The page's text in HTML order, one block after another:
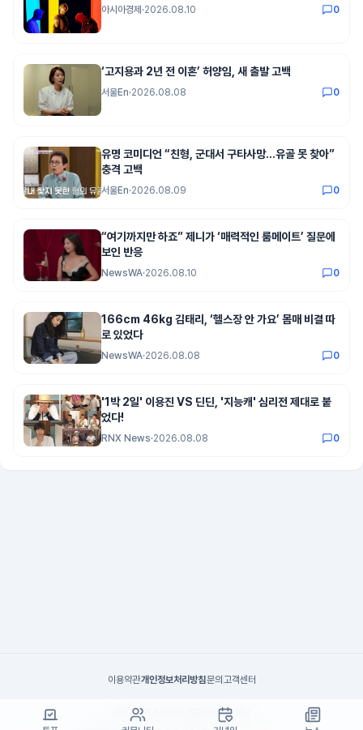
아시아경제 ·2026.08.10 0
‘고지용과 2년 전 이혼’ 허양임, 새 출발 고백
서울En·2026.08.08 0
유명 코미디언 “친형, 군대서 구타사망…유골 못 찾아”
충격 고백
서울En·2026.08.09 0
“여기까지만 하죠” 제니가 ‘매력적인 룸메이트’ 질문에
보인 반응
NewsWA·2026.08.10 0
166cm 46kg 김태리, ‘헬스장 안 가요’ 몸매 비결 따
로 있었다
NewsWA·2026.08.08 0
'1박 2일' 이용진 VS 딘딘, '지능캐' 심리전 제대로 붙
었다!
RNX News·2026.08.08 0
이용약관개인정보처리방침문의 고객센터
(주)고투엑스코리아 대표이사 : 김일신